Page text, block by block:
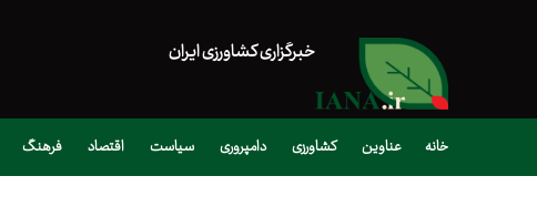
خبرگزاری کشاورزی ایران
خانه عناوین کشاورزی دامپروری سیاست اقتصاد فرهنگ